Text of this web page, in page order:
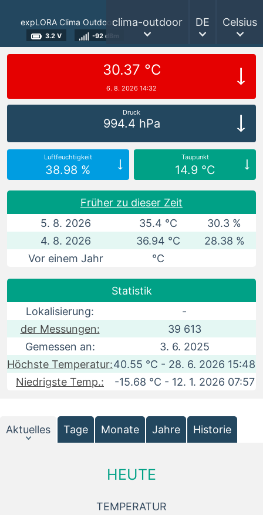
expLORA Clima Outdoor
3.2 V -92 dBm
clima-outdoor DE Celsius
30.37 °C
6. 8. 2026 14:32
Druck
994.4 hPa
Luftfeuchtigkeit
38.98 %
Taupunkt
14.9 °C
Früher zu dieser Zeit
5. 8. 2026
35.4 °C
30.3 %
4. 8. 2026
36.94 °C
28.38 %
Vor einem Jahr
°C
Statistik
Lokalisierung:
-
der Messungen:
39 613
Gemessen an:
3. 6. 2025
Höchste Temperatur:40.55 °C - 28. 6. 2026 15:48
Niedrigste Temp.:
-15.68 °C - 12. 1. 2026 07:57
Aktuelles Tage Monate Jahre Historie
HEUTE
TEMPERATUR